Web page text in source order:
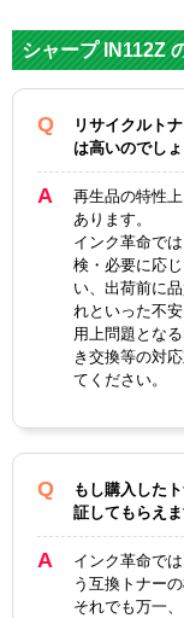
メーカ
対応
純正型番
カテゴ
カラー
ICチッ
製品タ
シャープ IN112Z
リサイクルト
は高いのでし
再生品の特性
あります。
インク革命で
検・必要に応
い、出荷前に
れといった不
用上問題とな
き交換等の対
てください。
もし購入した
証してもらえま
インク革命で
う互換トナー
それでも万一